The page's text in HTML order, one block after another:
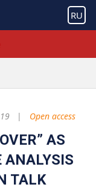
RU
Open access
AS
ANALYSIS
TALK